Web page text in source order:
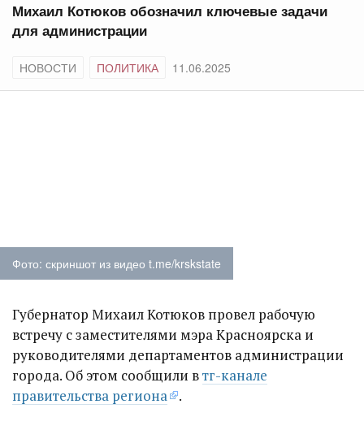
Михаил Котюков обозначил ключевые задачи
для администрации
НОВОСТИ ПОЛИТИКА 11.06.2025
Фото: скриншот из видео t.me/krskstate
Губернатор Михаил Котюков провел рабочую
встречу с заместителями мэра Красноярска и
руководителями департаментов администрации
города. Об этом сообщили втг-канале
правительства региона
.